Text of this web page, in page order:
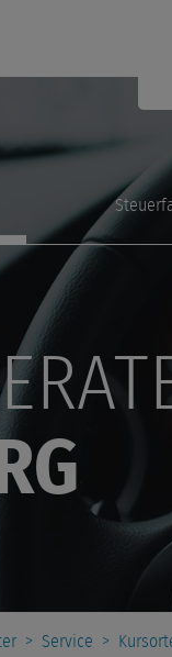
> Service >